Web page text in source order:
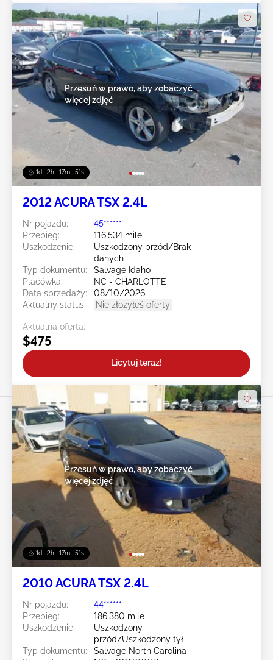
1d : 2h : 17m : 48s
Przesuń w prawo, aby zobaczyć
więcej zdjęć
2012 ACURA TSX 2.4L
Nr pojazdu:
45******
Przebieg:
116,534 mile
Uszkodzenie:
Uszkodzony przód/Brak
danych
Typ dokumentu:
Salvage Idaho
Placówka:
NC - CHARLOTTE
Data sprzedaży:
08/10/2026
Aktualny status:
Nie złożyłeś oferty
Aktualna oferta:
$475
Licytuj teraz!
1d : 2h : 17m : 48s
Przesuń w prawo, aby zobaczyć
więcej zdjęć
2010 ACURA TSX 2.4L
Nr pojazdu:
44******
Przebieg:
186,380 mile
Uszkodzenie:
Uszkodzony
przód/Uszkodzony tył
Typ dokumentu:
Salvage North Carolina